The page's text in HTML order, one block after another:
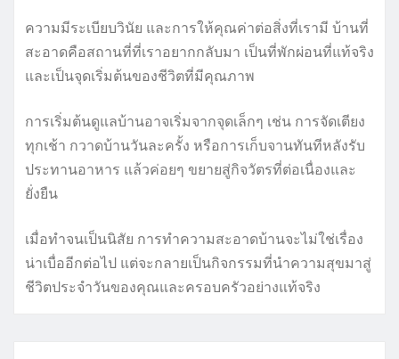
ความมีระเบียบวินัย และการให้คุณค่าต่อสิ่งที่เรามี บ้านที่
สะอาดคือสถานที่ที่เราอยากกลับมา เป็นที่พักผ่อนที่แท้จริง
และเป็นจุดเริ่มต้นของชีวิตที่มีคุณภาพ
การเริ่มต้นดูแลบ้านอาจเริ่มจากจุดเล็กๆ เช่น การจัดเตียง
ทุกเช้า กวาดบ้านวันละครั้ง หรือการเก็บจานทันทีหลังรับ
ประทานอาหาร แล้วค่อยๆ ขยายสู่กิจวัตรที่ต่อเนื่องและ
ยั่งยืน
เมื่อทำจนเป็นนิสัย การทำความสะอาดบ้านจะไม่ใช่เรื่อง
น่าเบื่ออีกต่อไป แต่จะกลายเป็นกิจกรรมที่นำความสุขมาสู่
ชีวิตประจำวันของคุณและครอบครัวอย่างแท้จริง